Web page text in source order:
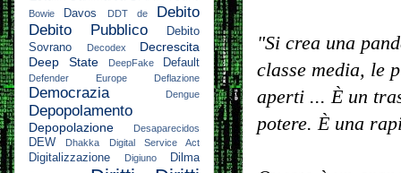
"Si crea una
classe media, le
aperti ... È un
potere. È una
Bowie
Davos DDT de
Debito
Debito Pubblico
Debito
Sovrano
Decodex
Decrescita
Deep State
DeepFake Default
Defender Europe Deflazione
Democrazia Dengue
Depopolamento
Depopolazione Desaparecidos
DEW Dhakka Digital Service Act
Digitalizzazione Digiuno
Dilma